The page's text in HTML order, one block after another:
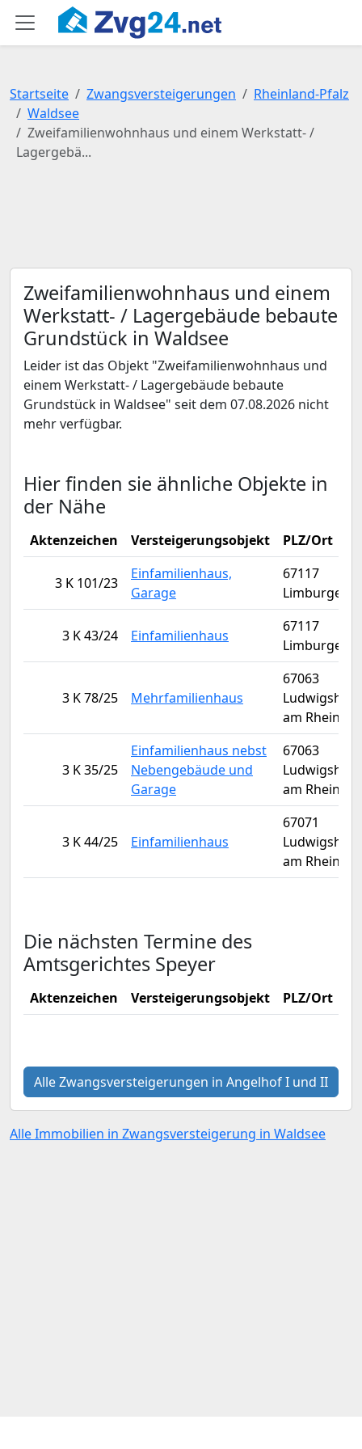
Startseite Zwangsversteigerungen
Rheinland-Pfalz
Waldsee
Zweifamilienwohnhaus und einem Werkstatt- /
Lagergebä...
Zweifamilienwohnhaus und einem
Werkstatt- / Lagergebäude bebaute
Grundstück in Waldsee
Leider ist das Objekt "Zweifamilienwohnhaus und
einem Werkstatt- / Lagergebäude bebaute
Grundstück in Waldsee" seit dem 07.08.2026 nicht
mehr verfügbar.
Hier finden sie ähnliche Objekte in
der Nähe
Aktenzeichen Versteigerungsobjekt PLZ/Ort
3 K 101/23
Einfamilienhaus,
Garage
67117
3 K 43/24 Einfamilienhaus
67117
3 K 78/25 Mehrfamilienhaus
67063
am Rhein
3 K 35/25
Einfamilienhaus nebst
Nebengebäude und
Garage
67063
am Rhein
3 K 44/25 Einfamilienhaus
67071
am Rhein
Die nächsten Termine des
Amtsgerichtes Speyer
Aktenzeichen Versteigerungsobjekt PLZ/Ort
Alle Zwangsversteigerungen in Angelhof I und II
Alle Immobilien in Zwangsversteigerung in Waldsee